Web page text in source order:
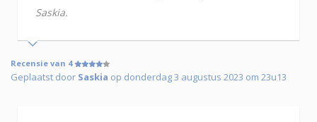
Saskia.
Recensie van 4
Geplaatst door Saskia op donderdag 3 augustus 2023 om 23u13